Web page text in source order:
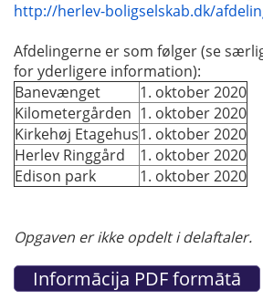
http://herlev-boligselskab.dk/
Afdelingerne er som følger (se
for yderligere information):
Banevænget
1. oktober 2020
Kilometergården 1. oktober 2020
Kirkehøj Etagehus1. oktober 2020
Herlev Ringgård
1. oktober 2020
Edison park
1. oktober 2020
Opgaven er ikke opdelt i delaftaler.